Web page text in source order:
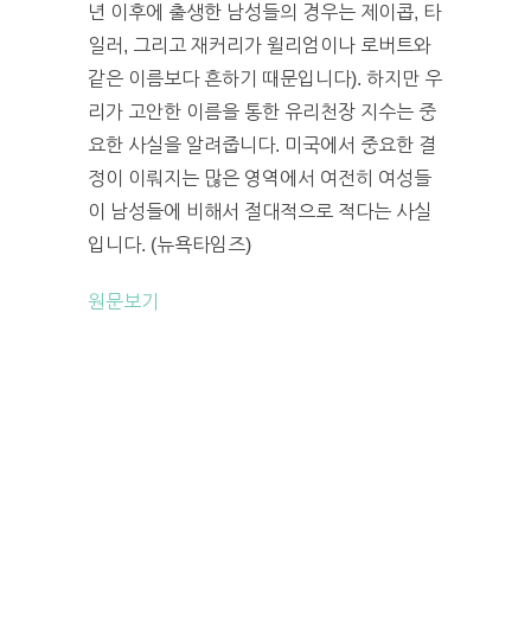
년 이후에 출생한 남성들의 경우는 제이콥, 타
일러, 그리고 재커리가 윌리엄이나 로버트와
같은 이름보다 흔하기 때문입니다). 하지만 우
리가 고안한 이름을 통한 유리천장 지수는 중
요한 사실을 알려줍니다. 미국에서 중요한 결
정이 이뤄지는 많은 영역에서 여전히 여성들
이 남성들에 비해서 절대적으로 적다는 사실
입니다. (뉴욕타임즈)
원문보기